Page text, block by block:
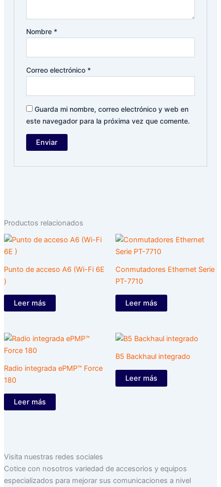
Nombre *
Correo electrónico *
Guarda mi nombre, correo electrónico y web en
este navegador para la próxima vez que comente.
Productos relacionados
Punto de acceso A6 (Wi-Fi 6E
)
Leer más
Conmutadores Ethernet Serie
PT-7710
Leer más
Radio integrada ePMP™ Force
180
Leer más
B5 Backhaul integrado
Leer más
Visita nuestras redes sociales
Cotice con nosotros variedad de accesorios y equipos
especializados para mejorar sus comunicaciones a nivel